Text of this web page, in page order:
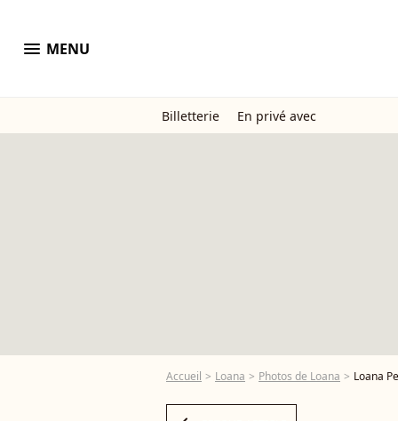
menu MENU
Billetterie En privé avec
Accueil Loana Photos de Loana Loana